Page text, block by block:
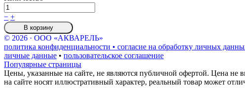
− +
В корзину
© 2026 · ООО «АКВАРЕЛЬ»
политика конфиденциальности • согласие на обработку личных
личные данные • пользовательское соглашение
Популярные страницы
Цены, указанные на сайте, не являются публичной офертой. Цена не
на сайте носят иллюстративный характер, реальный товар может